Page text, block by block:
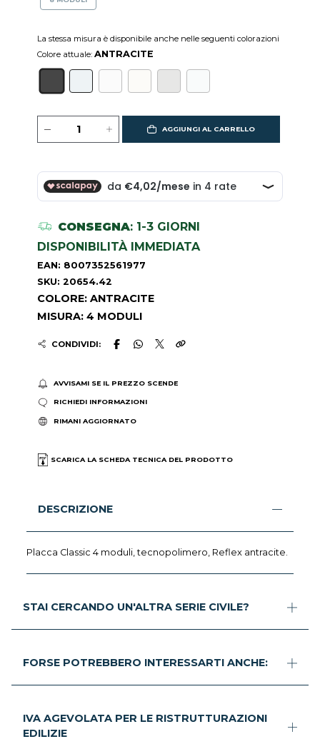
La stessa misura è disponibile anche nelle seguenti colorazioni
Colore attuale:ANTRACITE
AGGIUNGI AL CARRELLO
CONSEGNA: 1-3 GIORNI
DISPONIBILITÀ IMMEDIATA
EAN: 8007352561977
SKU: 20654.42
COLORE: ANTRACITE
MISURA: 4 MODULI
CONDIVIDI:
AVVISAMI SE IL PREZZO SCENDE
RICHIEDI INFORMAZIONI
RIMANI AGGIORNATO
SCARICA LA SCHEDA TECNICA DEL PRODOTTO
DESCRIZIONE
Placca Classic 4 moduli, tecnopolimero, Reflex antracite.
STAI CERCANDO UN'ALTRA SERIE CIVILE?
FORSE POTREBBERO INTERESSARTI ANCHE:
IVA AGEVOLATA PER LE RISTRUTTURAZIONI
EDILIZIE